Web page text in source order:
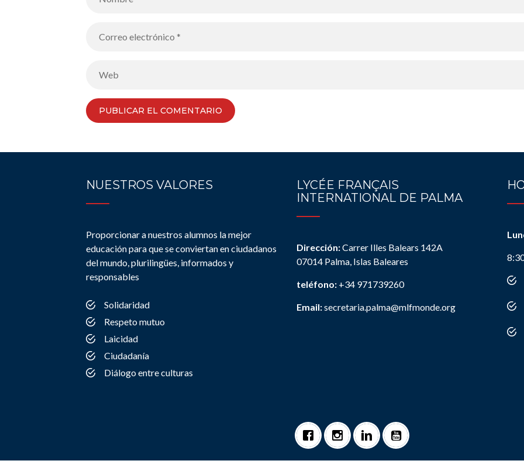
NUESTROS VALORES
Proporcionar a nuestros alumnos la mejor
educación para que se conviertan en ciudadanos
del mundo, plurilingües, informados y
responsables
Solidaridad
Respeto mutuo
Laicidad
Ciudadanía
Diálogo entre culturas
LYCÉE FRANÇAIS
INTERNATIONAL DE PALMA
Dirección:Carrer Illes Balears 142A
07014 Palma, Islas Baleares
teléfono: +34 971739260
Email:secretaria.palma@mlfmonde.org